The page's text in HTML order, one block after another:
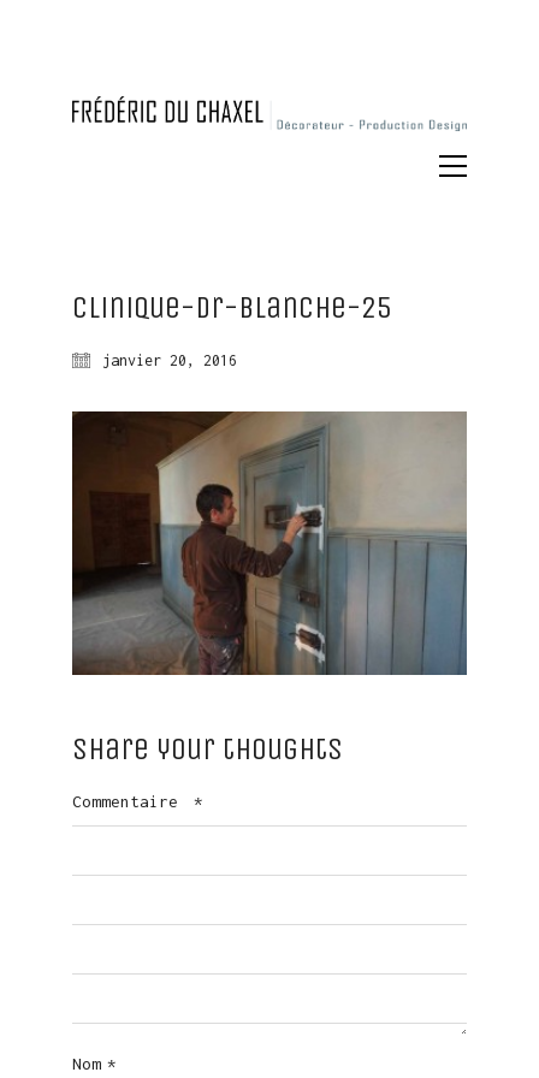
Clinique-dr-blanche-25
janvier 20, 2016
Share your thoughts
Commentaire *
Nom *